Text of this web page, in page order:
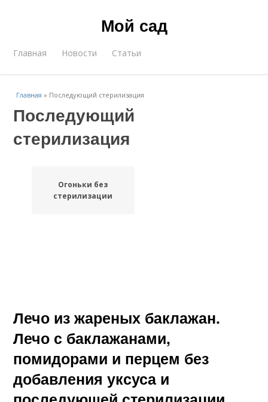
Мой сад
Главная Новости Статьи
Главная » Последующий стерилизация
Последующий
стерилизация
Огоньки без
стерилизации
Лечо из жареных баклажан.
Лечо с баклажанами,
помидорами и перцем без
добавления уксуса и